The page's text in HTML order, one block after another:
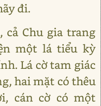
đi.
cả Chu gia trang
một lá tiểu kỳ
Lá cờ tam giác
hai mặt có thêu
cán cờ có một